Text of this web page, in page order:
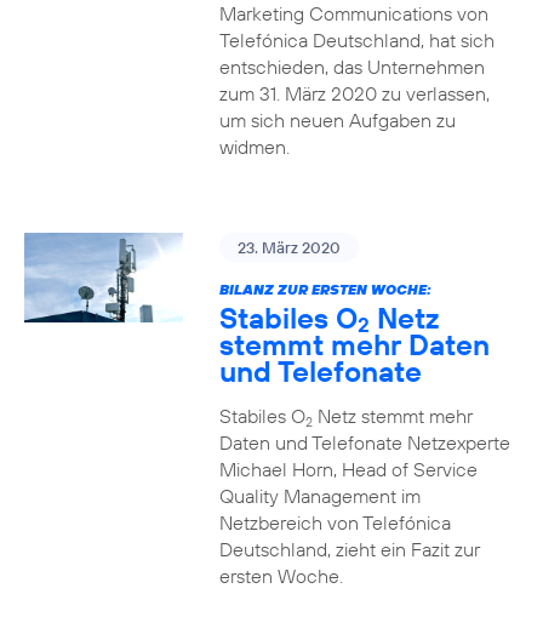
Marketing Communications von
Telefónica Deutschland, hat sich
entschieden, das Unternehmen
zum 31. März 2020 zu verlassen,
um sich neuen Aufgaben zu
widmen.
23. März 2020
BILANZ ZUR ERSTEN WOCHE:
Stabiles O2 Netz
stemmt mehr Daten
und Telefonate
Stabiles O2Netz stemmt mehr
Daten und Telefonate Netzexperte
Michael Horn, Head of Service
Quality Management im
Netzbereich von Telefónica
Deutschland, zieht ein Fazit zur
ersten Woche.